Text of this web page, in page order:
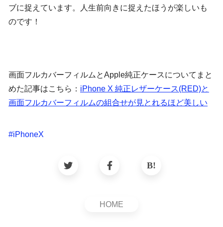
ブに捉えています。人生前向きに捉えたほうが楽しいも
のです！
画面フルカバーフィルムとApple純正ケースについてまと
めた記事はこちら： iPhone X 純正レザーケース(RED)と
画面フルカバーフィルムの組合せが見とれるほど美しい
#iPhoneX
HOME